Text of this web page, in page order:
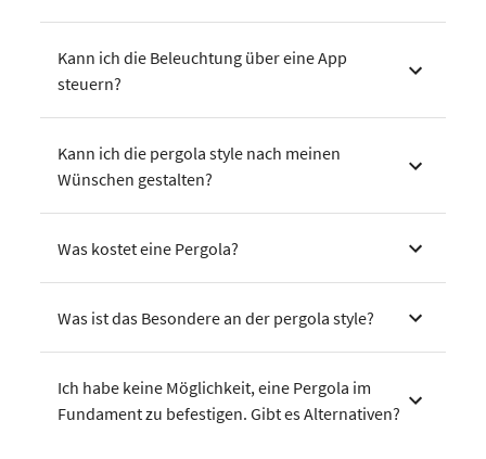
Kann ich die Beleuchtung über eine App
steuern?
Kann ich die pergola style nach meinen
Wünschen gestalten?
Was kostet eine Pergola?
Was ist das Besondere an der pergola style?
Ich habe keine Möglichkeit, eine Pergola im
Fundament zu befestigen. Gibt es Alternativen?